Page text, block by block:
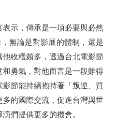
示，傳承是一項必要與必然
無論是對影展的體制，還是
收穫頗多，透過台北電影節
勇氣，對他而言是一段難得
節能持續抱持著「叛逆、質
的國際交流，促進台灣與世
們提供更多的機會。